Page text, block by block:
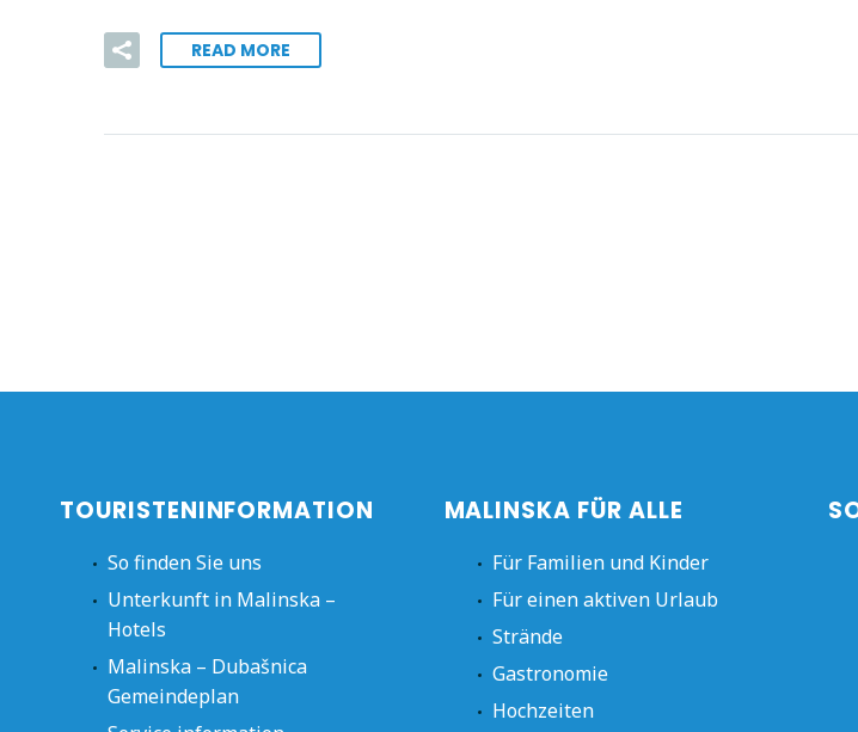
READ MORE
TOURISTENINFORMATION
So finden Sie uns
Unterkunft in Malinska –
Hotels
Malinska – Dubašnica
Gemeindeplan
MALINSKA FÜR ALLE
Für Familien und Kinder
Für einen aktiven Urlaub
Strände
Gastronomie
Hochzeiten